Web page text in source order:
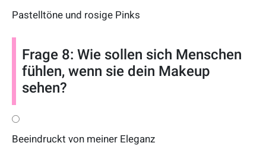
Pastelltöne und rosige Pinks
Frage 8: Wie sollen sich Menschen
fühlen, wenn sie dein Makeup
sehen?
Beeindruckt von meiner Eleganz